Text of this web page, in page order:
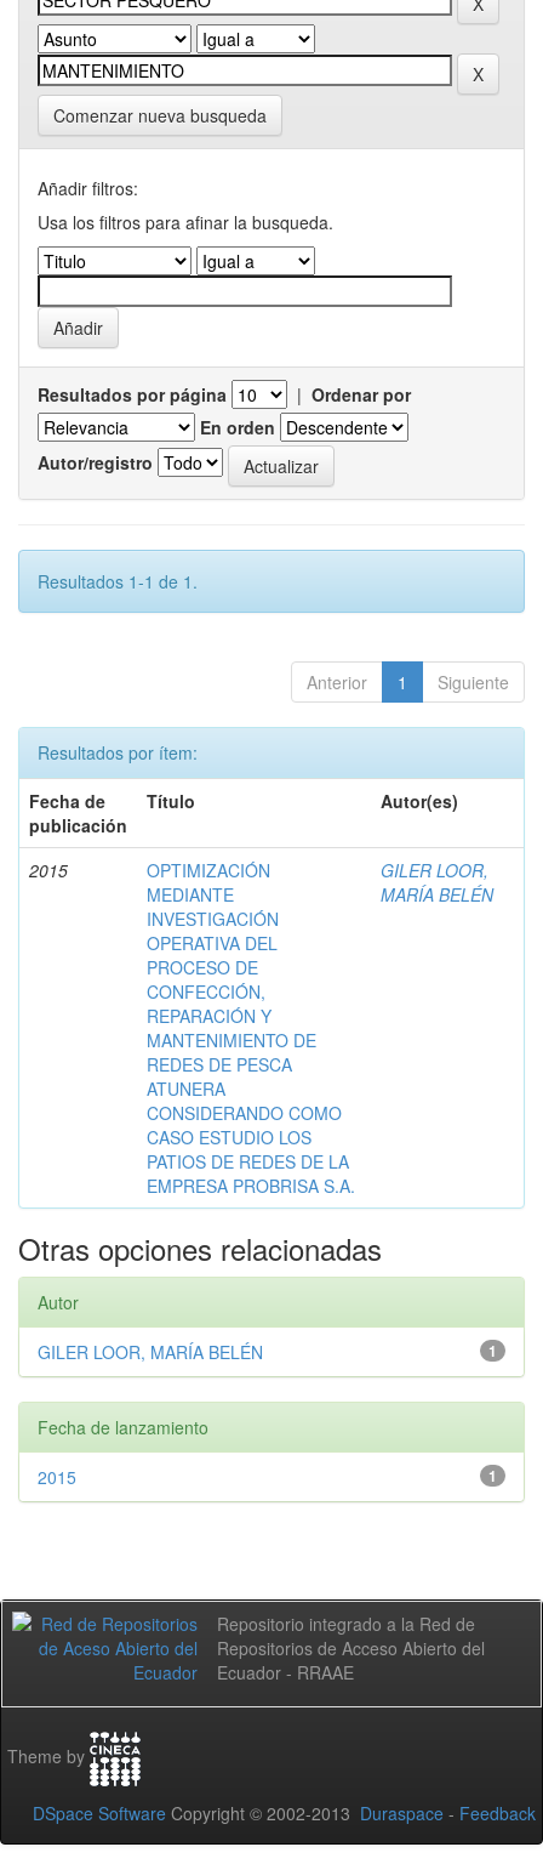
Comenzar nueva busqueda
Añadir filtros:
Usa los filtros para afinar la busqueda.
Resultados por página | Ordenar por
En orden
Autor/registro
Resultados 1-1 de 1.
Anterior 1 Siguiente
Resultados por ítem:
Fecha de
publicación
Título Autor(es)
2015
OPTIMIZACIÓN
MEDIANTE
INVESTIGACIÓN
OPERATIVA DEL
PROCESO DE
CONFECCIÓN,
REPARACIÓN Y
MANTENIMIENTO DE
REDES DE PESCA
ATUNERA
CONSIDERANDO COMO
CASO ESTUDIO LOS
PATIOS DE REDES DE LA
EMPRESA PROBRISA S.A.
GILER LOOR,
MARÍA BELÉN
Otras opciones relacionadas
Autor
1
GILER LOOR, MARÍA BELÉN
Fecha de lanzamiento
1
2015
Repositorio integrado a la Red de
Repositorios de Acceso Abierto del
Ecuador - RRAAE
Theme by
DSpace Software Copyright © 2002-2013 Duraspace - Feedback